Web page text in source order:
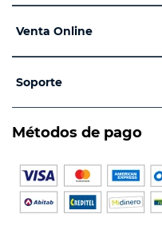
Venta Online
Soporte
Métodos de pago